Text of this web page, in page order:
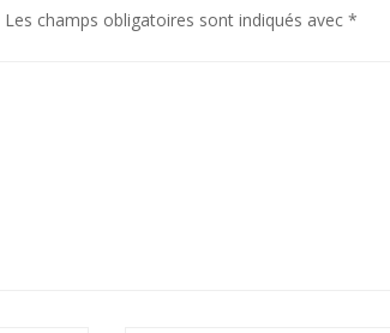
Les champs obligatoires sont indiqués avec *